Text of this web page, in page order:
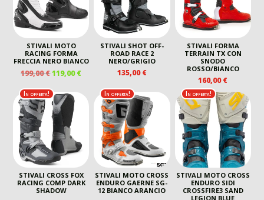
STIVALI MOTO
RACING FORMA
FRECCIA NERO BIANCO
199,00€IL
ORIGINALE
ERA:
199,00 €.
119,00€IL
ATTUALE
119,00 €.
STIVALI SHOT OFF-
ROAD RACE 2
NERO/GRIGIO
135,00€
STIVALI FORMA
TERRAIN TX CON
SNODO
ROSSO/BIANCO
160,00€
In offerta!
STIVALI CROSS FOX
RACING COMP DARK
SHADOW
In offerta!
STIVALI MOTO CROSS
ENDURO GAERNE SG-
12 BIANCO ARANCIO
In offerta!
STIVALI MOTO CROSS
ENDURO SIDI
CROSSFIRE3 SAND
LEGION BLUE